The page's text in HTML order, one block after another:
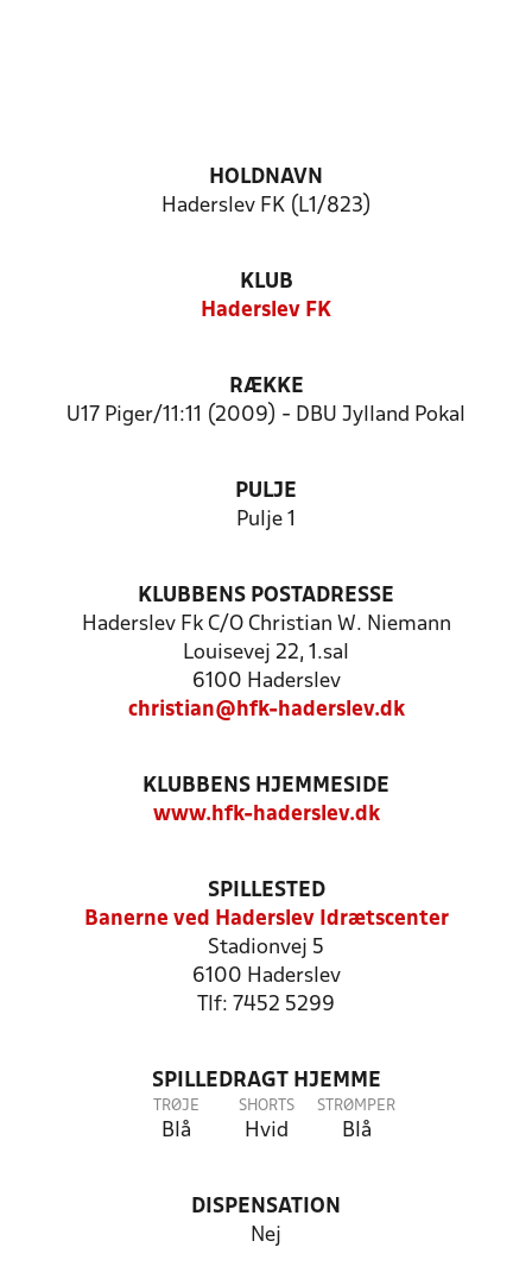
HOLDNAVN
Haderslev FK (L1/823)
KLUB
Haderslev FK
RÆKKE
U17 Piger/11:11 (2009) - DBU Jylland Pokal
PULJE
Pulje 1
KLUBBENS POSTADRESSE
Haderslev Fk C/O Christian W. Niemann
Louisevej 22, 1.sal
6100 Haderslev
christian@hfk-haderslev.dk
KLUBBENS HJEMMESIDE
www.hfk-haderslev.dk
SPILLESTED
Banerne ved Haderslev Idrætscenter
Stadionvej 5
6100 Haderslev
Tlf: 7452 5299
SPILLEDRAGT HJEMME
TRØJE
Blå
SHORTS
Hvid
STRØMPER
Blå
DISPENSATION
Nej